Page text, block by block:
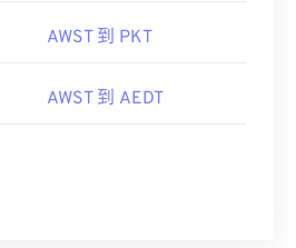
AWST 到 PKT
AWST 到 AEDT